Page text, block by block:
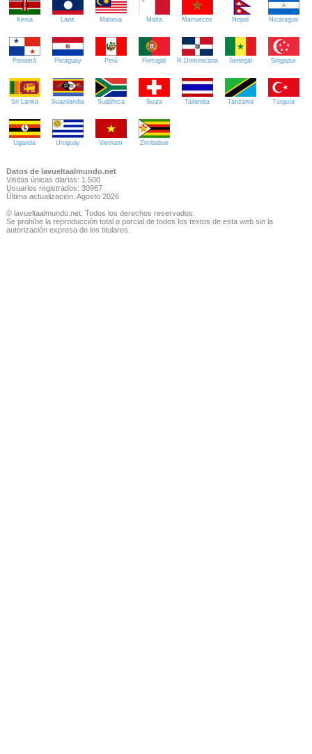
Kenia Laos Malasia Malta Marruecos Nepal Nicaragua
Panamá Paraguay Perú Portugal R.Dominicana Senegal Singapur
Sri Lanka Suazilandia Sudáfrica Suiza Tailandia Tanzania Turquía
Uganda Uruguay Vietnam Zimbabue
Datos de lavueltaalmundo.net
Visitas únicas diarias: 1.500
Usuarios registrados: 30967
Última actualización: Agosto 2026
© lavueltaalmundo.net. Todos los derechos reservados.
Se prohíbe la reproducción total o parcial de todos los textos de esta web sin la
autorización expresa de los titulares.